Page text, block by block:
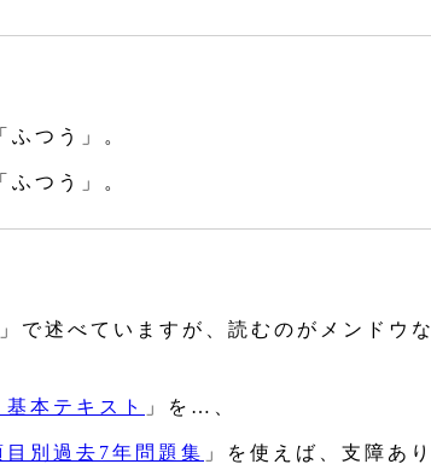
ふつう」。
ふつう」。
」で述べていますが、読むのがメンドウな
本テキスト 」を…、
別過去7年問題集 」を使えば、支障あり